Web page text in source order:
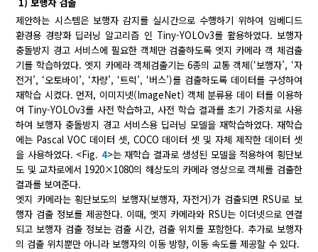
1) 보행자 검출
제안하는 시스템은 보행자 감지를 실시간으로 수행하기 위하여 임베디드
환경용 경량화 딥러닝 알고리즘 인 Tiny-YOLOv3를 활용하였다. 보행자
충돌방지 경고 서비스에 필요한 객체만 검출하도록 엣지 카메라 객 체검출
기를 학습하였다. 엣지 카메라 객체검출기는 6종의 교통 객체(‘보행자’, ‘자
전거’, ‘오토바이’, ‘차량’, ‘트럭’, ‘버스’)를 검출하도록 데이터를 구성하여
재학습 시켰다. 먼저, 이미지넷(ImageNet) 객체 분류용 데이 터를 이용하
여 Tiny-YOLOv3를 사전 학습하고, 사전 학습 결과를 초기 가중치로 사용
하여 보행자 충돌방지 경고 서비스용 딥러닝 모델을 재학습하였다. 재학습
에는 Pascal VOC 데이터 셋, COCO 데이터 셋 및 자체 제작한 데이터 셋
을 사용하였다. <Fig. 4>는 재학습 결과로 생성된 모델을 적용하여 횡단보
도 및 교차로에서 1920×1080의 해상도의 카메라 영상으로 객체를 검출한
결과를 보여준다.
엣지 카메라는 횡단보도의 보행자(보행자, 자전거)가 검출되면 RSU로 보
행자 검출 정보를 제공한다. 이때, 엣지 카메라와 RSU는 이더넷으로 연결
되고 보행자 검출 정보는 검출 시간, 검출 위치를 포함한다. 추가로 보행자
의 검출 위치뿐만 아니라 보행자의 이동 방향, 이동 속도를 제공할 수 있다.